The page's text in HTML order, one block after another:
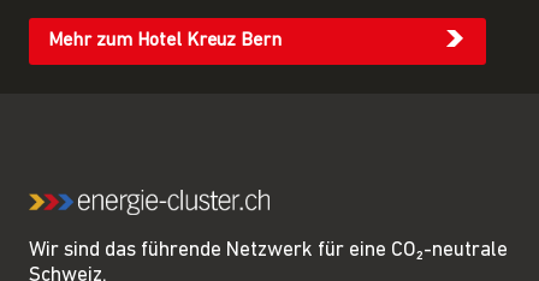
Mehr zum Hotel Kreuz Bern
Wir sind das führende Netzwerk für eine CO₂-neutrale
Schweiz.